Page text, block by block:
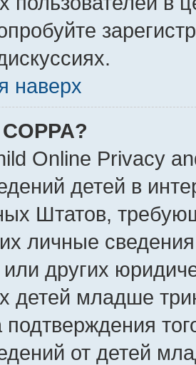
наверх
Online Privacy
детей в
Штатов,
личные
других
детей младше
подтверждения
от детей